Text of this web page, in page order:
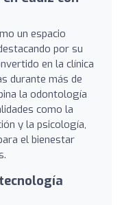
un espacio
por su
en la clínica
durante más de
la odontología
como la
y la psicología,
el bienestar